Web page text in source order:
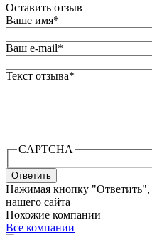
Оставить отзыв
Ваше имя*
Ваш e-mail*
Текст отзыва*
CAPTCHA
Ответить
Нажимая кнопку "Ответить",
нашего сайта
Похожие компании
Все компании